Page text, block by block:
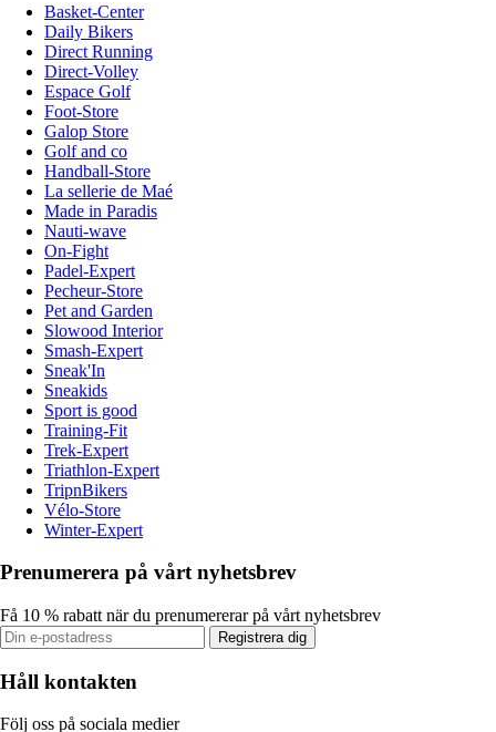
Basket-Center
Daily Bikers
Direct Running
Direct-Volley
Espace Golf
Foot-Store
Galop Store
Golf and co
Handball-Store
La sellerie de Maé
Made in Paradis
Nauti-wave
On-Fight
Padel-Expert
Pecheur-Store
Pet and Garden
Slowood Interior
Smash-Expert
Sneak'In
Sneakids
Sport is good
Training-Fit
Trek-Expert
Triathlon-Expert
TripnBikers
Vélo-Store
Winter-Expert
Prenumerera på vårt nyhetsbrev
Få 10 % rabatt när du prenumererar på vårt nyhetsbrev
Registrera dig
Håll kontakten
Följ oss på sociala medier